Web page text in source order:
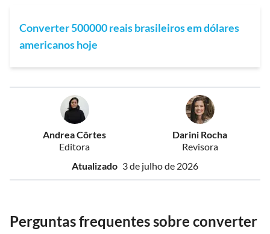
Converter 500000 reais brasileiros em dólares
americanos hoje
Andrea Côrtes
Editora
Darini Rocha
Revisora
Atualizado 3 de julho de 2026
Perguntas frequentes sobre converter